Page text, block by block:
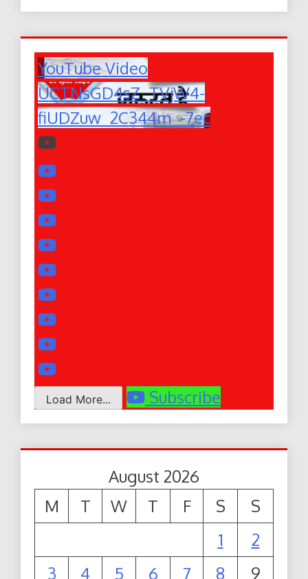
YouTube Video
UCTNsGD4sZ_TVjW4-
fiUDZuw_2C344m_-7ec
Load More... Subscribe
August 2026
M
T W T F S
S
1
2
3
4 5 6 7 8 9